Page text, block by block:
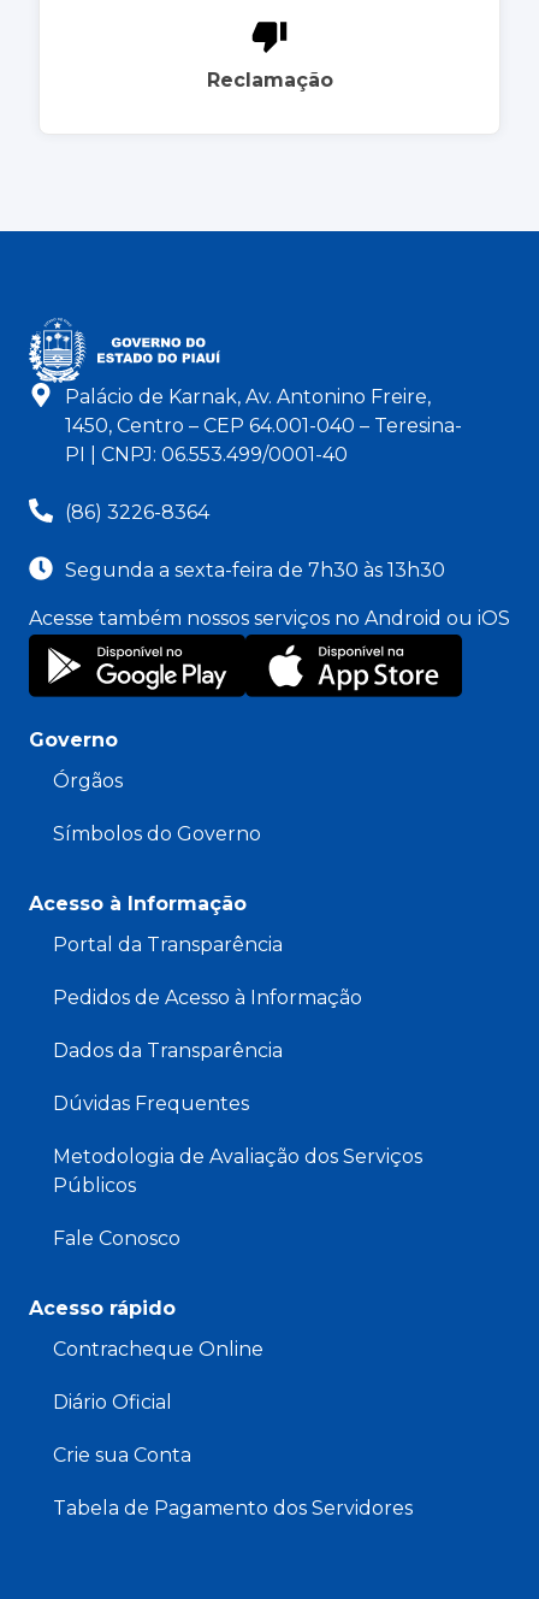
Reclamação
Palácio de Karnak, Av. Antonino Freire,
1450, Centro – CEP 64.001-040 – Teresina-
PI | CNPJ: 06.553.499/0001-40
(86) 3226-8364
Segunda a sexta-feira de 7h30 às 13h30
Acesse também nossos serviços no Android ou iOS
Governo
Órgãos
Símbolos do Governo
Acesso à Informação
Portal da Transparência
Pedidos de Acesso à Informação
Dados da Transparência
Dúvidas Frequentes
Metodologia de Avaliação dos Serviços
Públicos
Fale Conosco
Acesso rápido
Contracheque Online
Diário Oficial
Crie sua Conta
Tabela de Pagamento dos Servidores